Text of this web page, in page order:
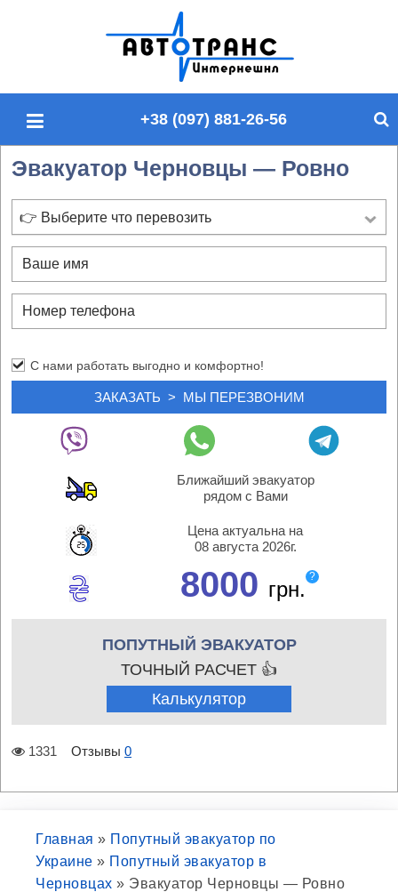
п
о
й
у
+38 (097) 881-26-56
Эвакуатор Черновцы — Ровно
👉 Выберите что перевозить
С нами работать выгодно и комфортно!
Ближайший эвакуатор
рядом с Вами
Цена актуальна на
08 августа 2026г.
8000 грн.
?
ПОПУТНЫЙ ЭВАКУАТОР
ТОЧНЫЙ РАСЧЕТ 👍
Калькулятор
1331 Отзывы 0
Главная » Попутный эвакуатор по
Украине » Попутный эвакуатор в
Черновцах » Эвакуатор Черновцы — Ровно